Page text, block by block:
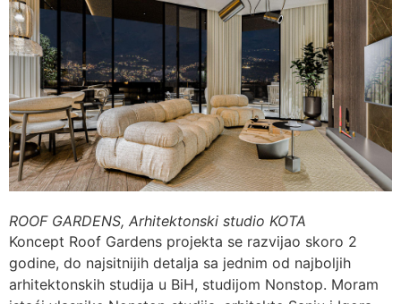
ROOF GARDENS, Arhitektonski studio KOTA
Koncept Roof Gardens projekta se razvijao skoro 2
godine, do najsitnijih detalja sa jednim od najboljih
arhitektonskih studija u BiH, studijom Nonstop. Moram